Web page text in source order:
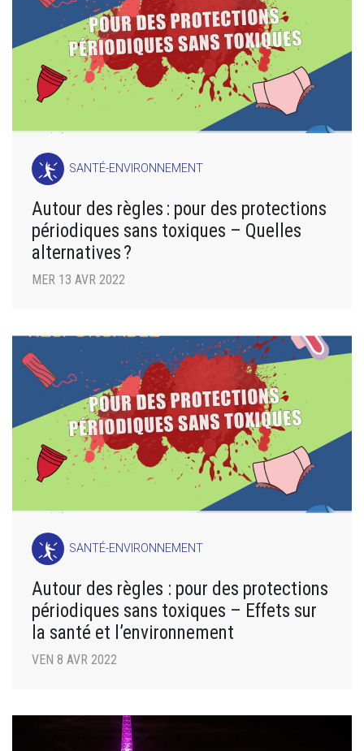
SANTÉ-ENVIRONNEMENT
Autour des règles : pour des protections
périodiques sans toxiques – Quelles
alternatives ?
MER 13 AVR 2022
SANTÉ-ENVIRONNEMENT
Autour des règles : pour des protections
périodiques sans toxiques – Effets sur
la santé et l’environnement
VEN 8 AVR 2022